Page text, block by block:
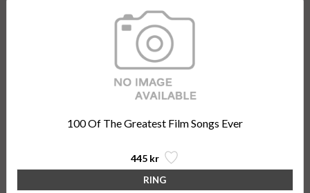
100 Of The Greatest Film Songs Ever
445 kr